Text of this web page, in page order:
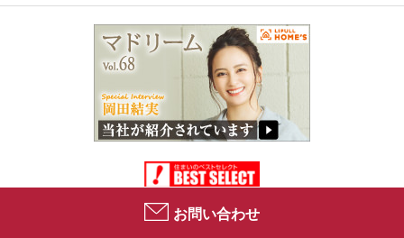
お問い合わせ
Copyright (C)2021 Best Select Co.,Ltd. All Right Reserved.